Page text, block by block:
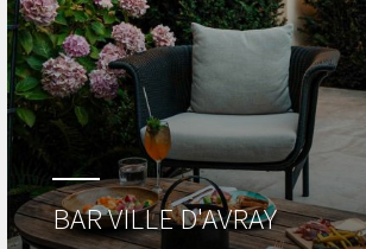
BAR VILLE D'AVRAY